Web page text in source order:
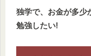
独学で、 お金が多少
勉強したい!